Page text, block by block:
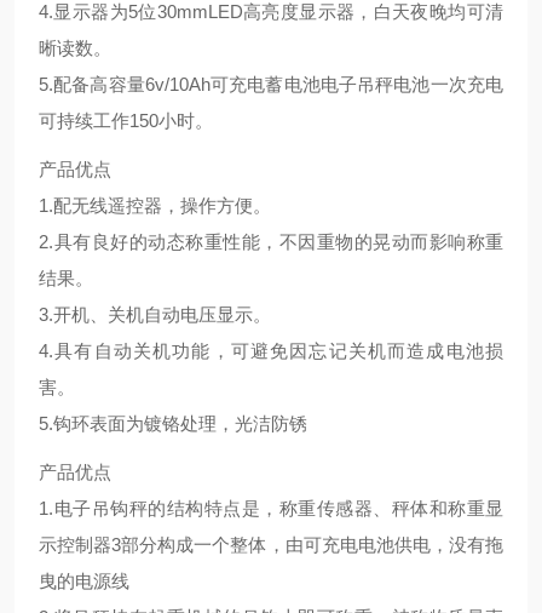
4.显示器为5位30mmLED高亮度显示器，白天夜晚均可清
晰读数。
5.配备高容量6v/10Ah可充电蓄电池电子吊秤电池一次充电
可持续工作150小时。
产品优点
1.配无线遥控器，操作方便。
2.具有良好的动态称重性能，不因重物的晃动而影响称重
结果。
3.开机、关机自动电压显示。
4.具有自动关机功能，可避免因忘记关机而造成电池损
害。
5.钩环表面为镀铬处理，光洁防锈
产品优点
1.电子吊钩秤的结构特点是，称重传感器、秤体和称重显
示控制器3部分构成一个整体，由可充电电池供电，没有拖
曳的电源线